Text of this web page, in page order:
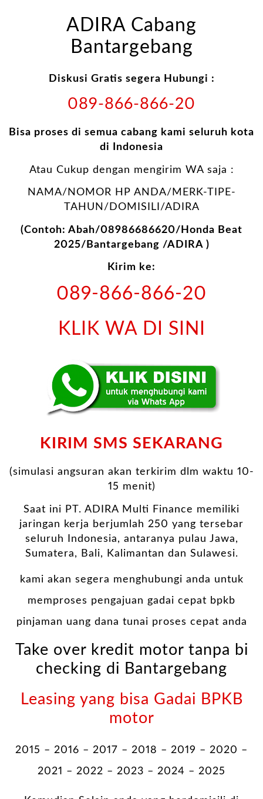
ADIRA Cabang
Bantargebang
Diskusi Gratis segera Hubungi :
089-866-866-20
Bisa proses di semua cabang kami seluruh kota
di Indonesia
Atau Cukup dengan mengirim WA saja :
NAMA/NOMOR HP ANDA/MERK-TIPE-
TAHUN/DOMISILI/ADIRA
(Contoh: Abah/08986686620/Honda Beat
2025/Bantargebang /ADIRA )
Kirim ke:
089-866-866-20
KLIK WA DI SINI
KIRIM SMS SEKARANG
(simulasi angsuran akan terkirim dlm waktu 10-
15 menit)
Saat ini PT. ADIRA Multi Finance memiliki
jaringan kerja berjumlah 250 yang tersebar
seluruh Indonesia, antaranya pulau Jawa,
Sumatera, Bali, Kalimantan dan Sulawesi.
kami akan segera menghubungi anda untuk
memproses pengajuan gadai cepat bpkb
pinjaman uang dana tunai proses cepat anda
Take over kredit motor tanpa bi
checking di Bantargebang
Leasing yang bisa Gadai BPKB
motor
2015 – 2016 – 2017 – 2018 – 2019 – 2020 –
2021 – 2022 – 2023 – 2024 – 2025